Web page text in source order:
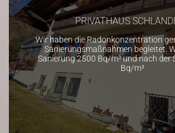
PRIVATHAUS
Wir haben die Radonkonzentration
Sanierungsmaßnahmen begleitet.
Sanierung 2500 Bq/m³ und nach der
Bq/m³